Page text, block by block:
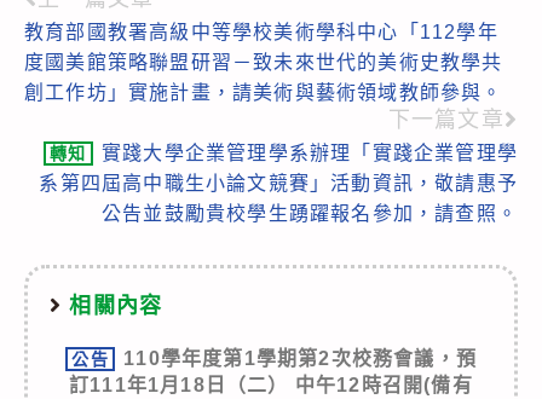
more
articles
教育部國教署高級中等學校美術學科中心「112學年
度國美館策略聯盟研習－致未來世代的美術史教學共
創工作坊」實施計畫，請美術與藝術領域教師參與。
下一篇文章
轉知
實踐大學企業管理學系辦理「實踐企業管理學
系第四屆高中職生小論文競賽」活動資訊，敬請惠予
公告並鼓勵貴校學生踴躍報名參加，請查照。
相關內容
公告
110學年度第1學期第2次校務會議，預
訂111年1月18日（二） 中午12時召開(備有